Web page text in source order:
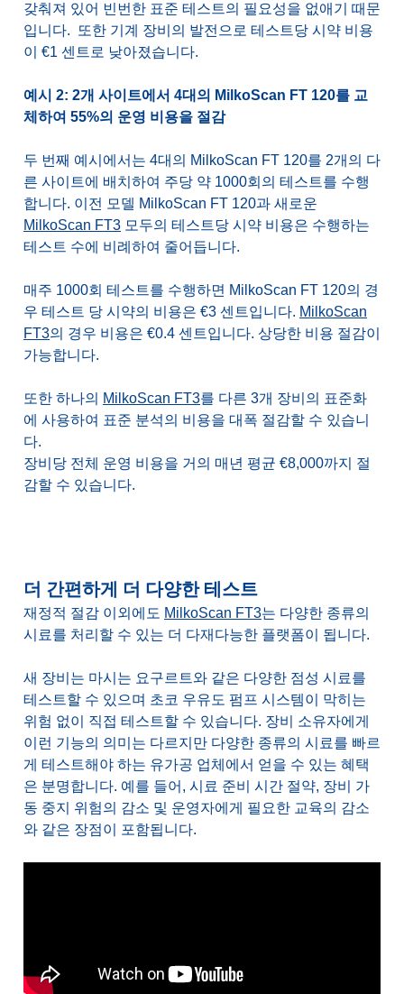
갖춰져 있어 빈번한 표준 테스트의 필요성을 없애기 때문
입니다. 또한 기계 장비의 발전으로 테스트당 시약 비용
이 €1 센트로 낮아졌습니다.
예시 2: 2개 사이트에서 4대의 MilkoScan FT 120를 교
체하여 55%의 운영 비용을 절감
두 번째 예시에서는 4대의 MilkoScan FT 120를 2개의 다
른 사이트에 배치하여 주당 약 1000회의 테스트를 수행
합니다. 이전 모델 MilkoScan FT 120과 새로운
MilkoScan FT3 모두의 테스트당 시약 비용은 수행하는
테스트 수에 비례하여 줄어듭니다.
매주 1000회 테스트를 수행하면 MilkoScan FT 120의 경
우 테스트 당 시약의 비용은 €3 센트입니다. MilkoScan
FT3의 경우 비용은 €0.4 센트입니다. 상당한 비용 절감이
가능합니다.
또한 하나의 MilkoScan FT3를 다른 3개 장비의 표준화
에 사용하여 표준 분석의 비용을 대폭 절감할 수 있습니
다.
장비당 전체 운영 비용을 거의 매년 평균 €8,000까지 절
감할 수 있습니다.
더 간편하게 더 다양한 테스트
재정적 절감 이외에도 MilkoScan FT3는 다양한 종류의
시료를 처리할 수 있는 더 다재다능한 플랫폼이 됩니다.
새 장비는 마시는 요구르트와 같은 다양한 점성 시료를
테스트할 수 있으며 초코 우유도 펌프 시스템이 막히는
위험 없이 직접 테스트할 수 있습니다. 장비 소유자에게
이런 기능의 의미는 다르지만 다양한 종류의 시료를 빠르
게 테스트해야 하는 유가공 업체에서 얻을 수 있는 혜택
은 분명합니다. 예를 들어, 시료 준비 시간 절약, 장비 가
동 중지 위험의 감소 및 운영자에게 필요한 교육의 감소
와 같은 장점이 포함됩니다.